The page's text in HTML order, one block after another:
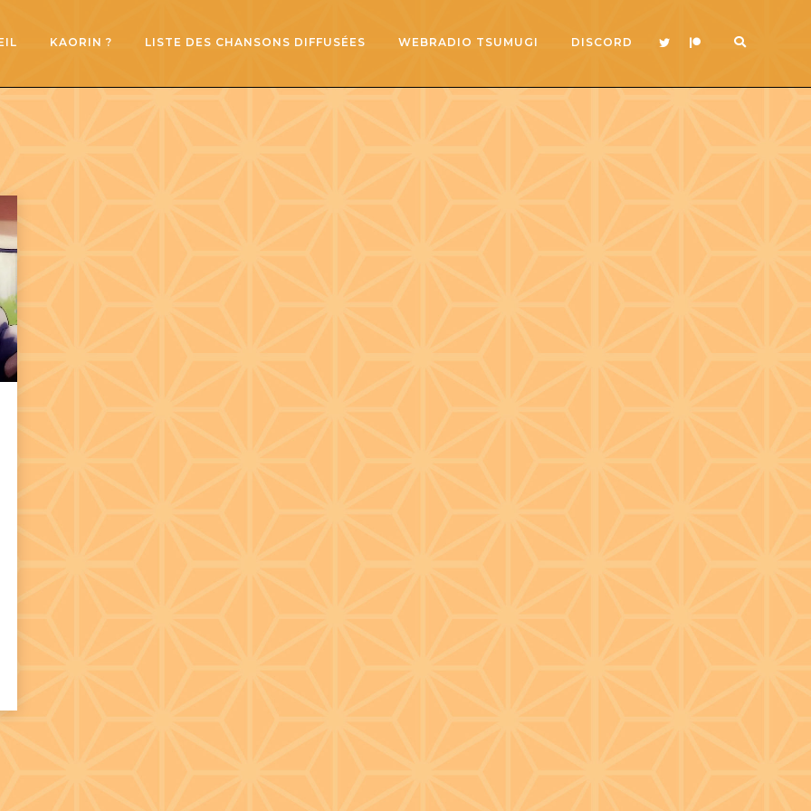
KAORIN ? LISTE DES CHANSONS DIFFUSÉES WEBRADIO TSUMUGI DISCORD